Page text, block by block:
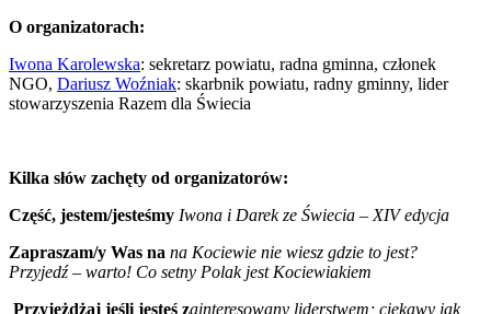
O organizatorach:
Iwona Karolewska: sekretarz powiatu, radna gminna, członek
NGO, Dariusz Woźniak: skarbnik powiatu, radny gminny, lider
stowarzyszenia Razem dla Świecia
Kilka słów zachęty od organizatorów:
Część, jestem/jesteśmy Iwona i Darek ze Świecia – XIV edycja
Zapraszam/y Was na na Kociewie nie wiesz gdzie to jest?
Przyjedź – warto! Co setny Polak jest Kociewiakiem
Przyjeżdżaj jeśli jesteś zainteresowany liderstwem; ciekawy jak